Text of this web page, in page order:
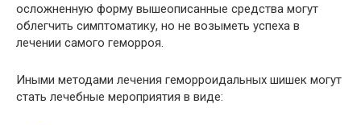
осложненную форму вышеописанные средства могут
облегчить симптоматику, но не возыметь успеха в
лечении самого геморроя.
Иными методами лечения геморроидальных шишек могут
стать лечебные мероприятия в виде: